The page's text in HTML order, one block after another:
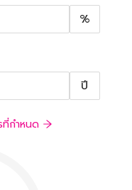
%
ปี
ที่กำหนด